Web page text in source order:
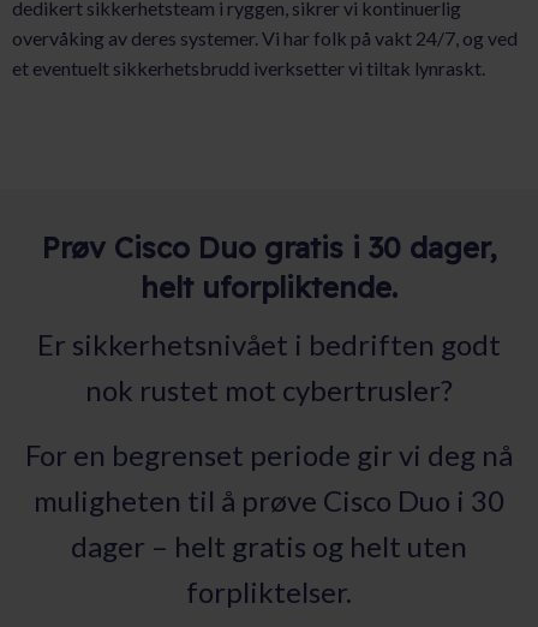
dedikert sikkerhetsteam i ryggen, sikrer vi kontinuerlig
overvåking av deres systemer. Vi har folk på vakt 24/7, og ved
et eventuelt sikkerhetsbrudd iverksetter vi tiltak lynraskt.
Prøv Cisco Duo gratis i 30 dager,
helt uforpliktende.
Er sikkerhetsnivået i bedriften godt
nok rustet mot cybertrusler?
For en begrenset periode gir vi deg nå
muligheten til å prøve Cisco Duo i 30
dager – helt gratis og helt uten
forpliktelser.